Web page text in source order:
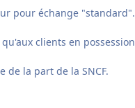
pour échange "standard".
clients en possession
de la part de la SNCF.